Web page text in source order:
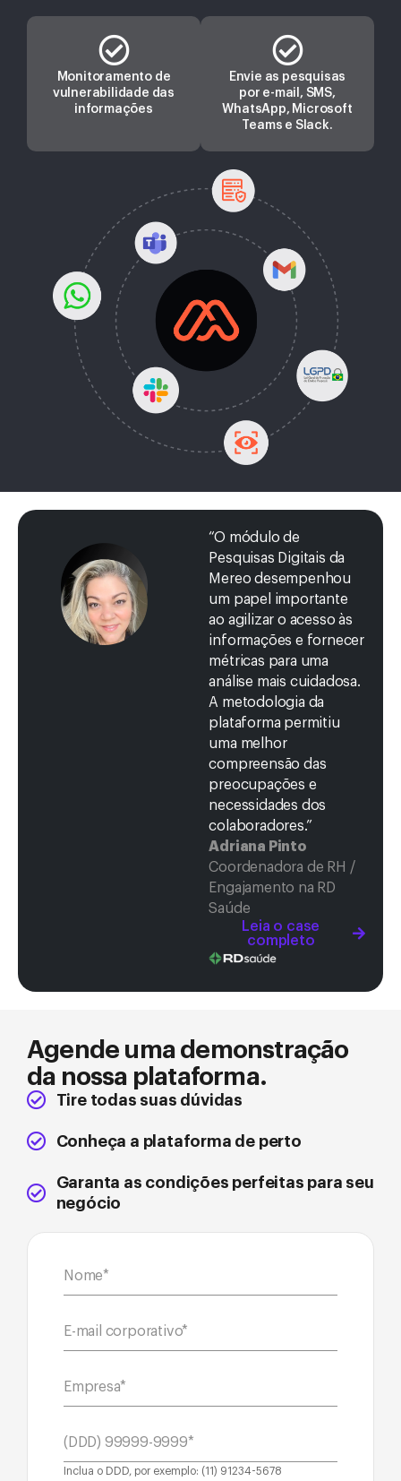
Monitoramento de
vulnerabilidade das
informações
Envie as pesquisas
por e-mail, SMS,
WhatsApp, Microsoft
Teams e Slack.
“O módulo de
Pesquisas Digitais da
Mereo desempenhou
um papel importante
ao agilizar o acesso às
informações e fornecer
métricas para uma
análise mais cuidadosa.
A metodologia da
plataforma permitiu
uma melhor
compreensão das
preocupações e
necessidades dos
colaboradores.”
Adriana Pinto
Coordenadora de RH /
Engajamento na RD
Saúde
Leia o case
completo
Agende uma demonstração
da nossa plataforma.
Tire todas suas dúvidas
Conheça a plataforma de perto
Garanta as condições perfeitas para seu
negócio
Inclua o DDD, por exemplo: (11) 91234-5678